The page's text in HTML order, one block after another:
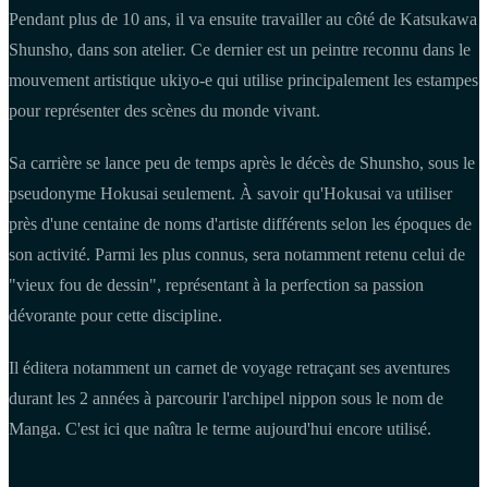
Pendant plus de 10 ans, il va ensuite travailler au côté de Katsukawa
Shunsho, dans son atelier. Ce dernier est un peintre reconnu dans le
mouvement artistique ukiyo-e qui utilise principalement les estampes
pour représenter des scènes du monde vivant.
Sa carrière se lance peu de temps après le décès de Shunsho, sous le
pseudonyme Hokusai seulement. À savoir qu'Hokusai va utiliser
près d'une centaine de noms d'artiste différents selon les époques de
son activité. Parmi les plus connus, sera notamment retenu celui de
"vieux fou de dessin", représentant à la perfection sa passion
dévorante pour cette discipline.
Il éditera notamment un carnet de voyage retraçant ses aventures
durant les 2 années à parcourir l'archipel nippon sous le nom de
Manga. C'est ici que naîtra le terme aujourd'hui encore utilisé.